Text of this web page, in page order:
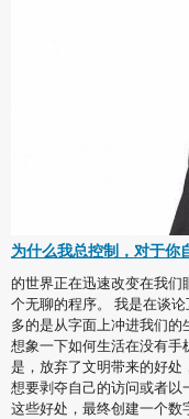
为什么我总控制，对于你
的世界正在迅速改变在我
个无聊的程序。 我是在谈
多的是从字面上冲进我们
想象一下如何生活在没有手
是，放弃了文明带来的好
想要剥夺自己的访问或者以
这些好处，最终创建一个数